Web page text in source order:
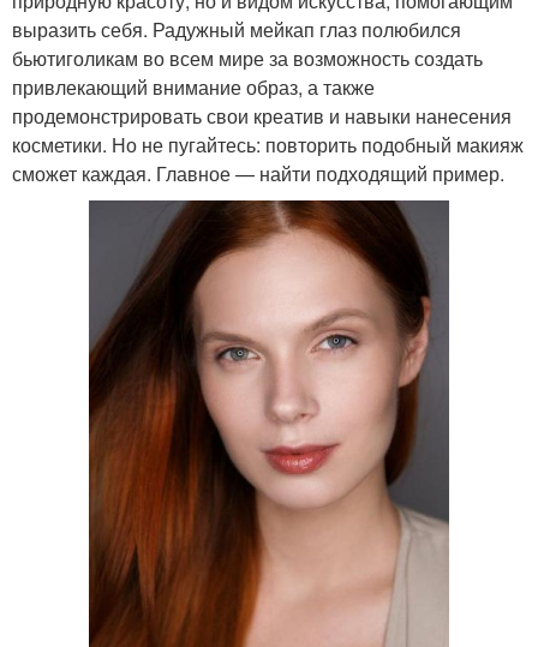
выразить себя. Радужный мейкап глаз полюбился
бьютиголикам во всем мире за возможность создать
привлекающий внимание образ, а также
продемонстрировать свои креатив и навыки нанесения
косметики. Но не пугайтесь: повторить подобный макияж
сможет каждая. Главное — найти подходящий пример.